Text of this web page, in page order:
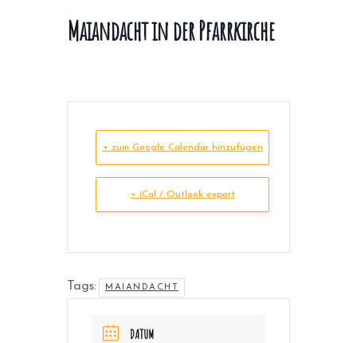
Maiandacht in der Pfarrkirche
+ zum Google Calendar hinzufügen
+ iCal / Outlook export
Tags: MAIANDACHT
DATUM